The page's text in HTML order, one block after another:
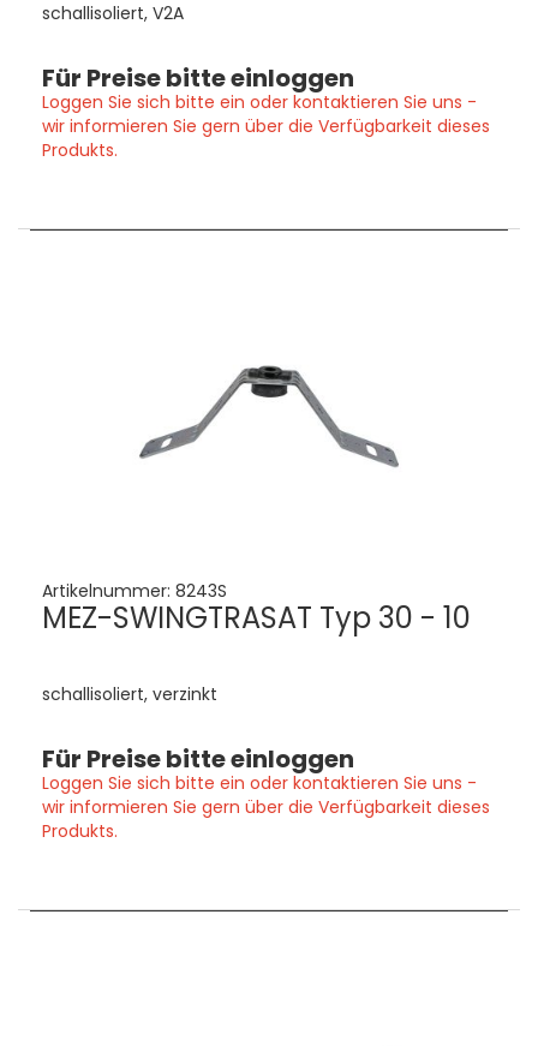
schallisoliert, V2A
Für Preise bitte einloggen
Loggen Sie sich bitte ein oder kontaktieren Sie uns -
wir informieren Sie gern über die Verfügbarkeit dieses
Produkts.
Artikelnummer: 8243S
MEZ-SWINGTRASAT Typ 30 - 10
schallisoliert, verzinkt
Für Preise bitte einloggen
Loggen Sie sich bitte ein oder kontaktieren Sie uns -
wir informieren Sie gern über die Verfügbarkeit dieses
Produkts.